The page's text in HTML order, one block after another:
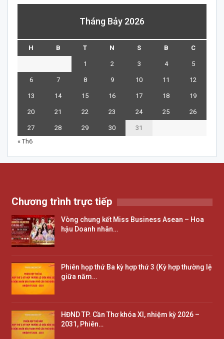
Tháng Bảy 2026
H B T N S B C
1 2 3 4 5
6 7 8 9 10 11 12
13 14 15 16 17 18 19
20 21 22 23 24 25 26
27 28 29 30
31
« Th6
Chương trình trực tiếp
Vòng chung kết Miss Business Asean – Hoa
hậu Doanh nhân…
Phiên họp thứ Ba kỳ hợp thứ 3 (Kỳ hợp thường lệ
giữa năm…
HĐND TP. Cần Thơ khóa XI, nhiệm kỳ 2026 –
2031, Phiên…